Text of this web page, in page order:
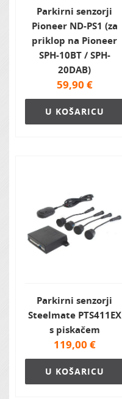
Parkirni senzorji
Pioneer ND-PS1 (za
priklop na Pioneer
SPH-10BT / SPH-
20DAB)
59,90 €
U KOŠARICU
Parkirni senzorji
Steelmate PTS411EX
s piskačem
119,00 €
U KOŠARICU